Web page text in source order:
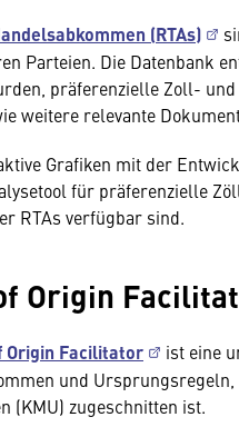
(RTAs)
Parteien. Die Datenbank
präferenzielle Zoll-
weitere relevante
Grafiken mit der
für präferenzielle
RTAs verfügbar sind.
Origin
Origin Facilitator
ist eine
und
(KMU) zugeschnitten ist.